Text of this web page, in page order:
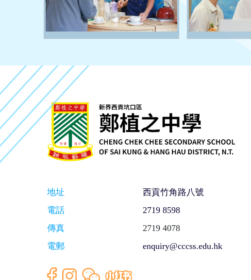
地址
西貢竹角路八號
電話
2719 8598
傳真
2719 4078
電郵
enquiry@cccss.edu.hk